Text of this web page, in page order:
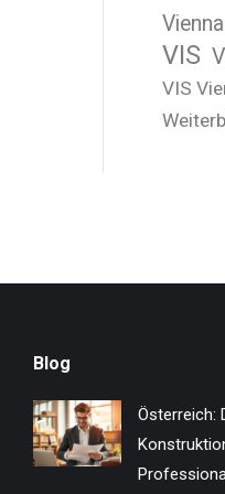
VIS
VIS
Blog
Österreich: